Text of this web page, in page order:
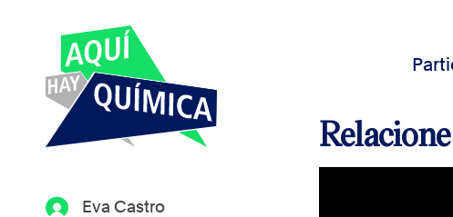
Eva Castro